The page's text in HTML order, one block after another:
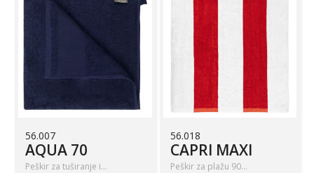
56.007
AQUA 70
Peškir za tuširanje i…
56.018
CAPRI MAXI
Peškir za plažu 90…